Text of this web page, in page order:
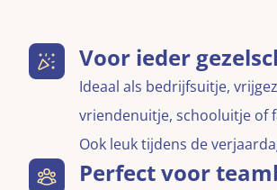
Voor ieder
Ideaal als bedrijfsuitje,
vriendenuitje, schooluitje of
Ook leuk tijdens de
Perfect voor